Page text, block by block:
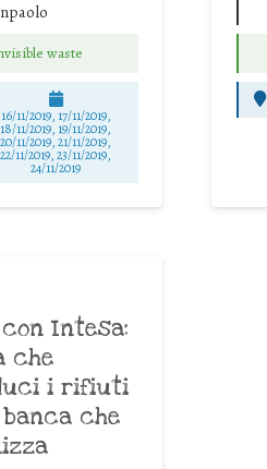
waste
16/11/2019, 17/11/2019,
18/11/2019, 19/11/2019,
20/11/2019, 21/11/2019,
22/11/2019, 23/11/2019,
24/11/2019
Intesa:
che
i rifiuti
che